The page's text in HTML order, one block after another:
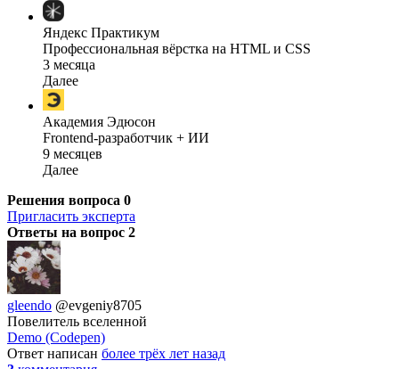
Яндекс Практикум
Профессиональная вёрстка на HTML и CSS
3 месяца
Далее
Академия Эдюсон
Frontend-разработчик + ИИ
9 месяцев
Далее
Решения вопроса 0
Пригласить эксперта
Ответы на вопрос 2
gleendo @evgeniy8705
Повелитель вселенной
Demo (Codepen)
Ответ написан более трёх лет назад